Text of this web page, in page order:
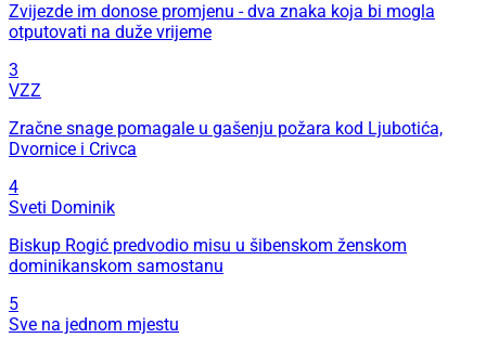
Zvijezde im donose promjenu - dva znaka koja bi mogla
otputovati na duže vrijeme
3
VZZ
Zračne snage pomagale u gašenju požara kod Ljubotića,
Dvornice i Crivca
4
Sveti Dominik
Biskup Rogić predvodio misu u šibenskom ženskom
dominikanskom samostanu
5
Sve na jednom mjestu